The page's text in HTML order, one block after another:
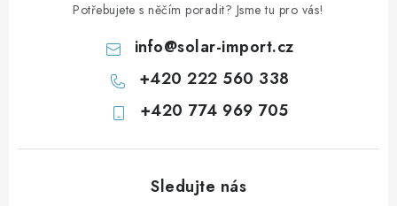
v
Potřebujete s něčím poradit? Jsme tu pro vás!
info@solar-import.cz
+420 222 560 338
+420 774 969 705